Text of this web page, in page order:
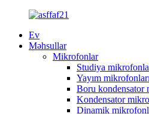
Ev
Məhsullar
Mikrofonlar
Studiya
Yayım mikrofonları
Boru kondensator
Kondensator
Dinamik